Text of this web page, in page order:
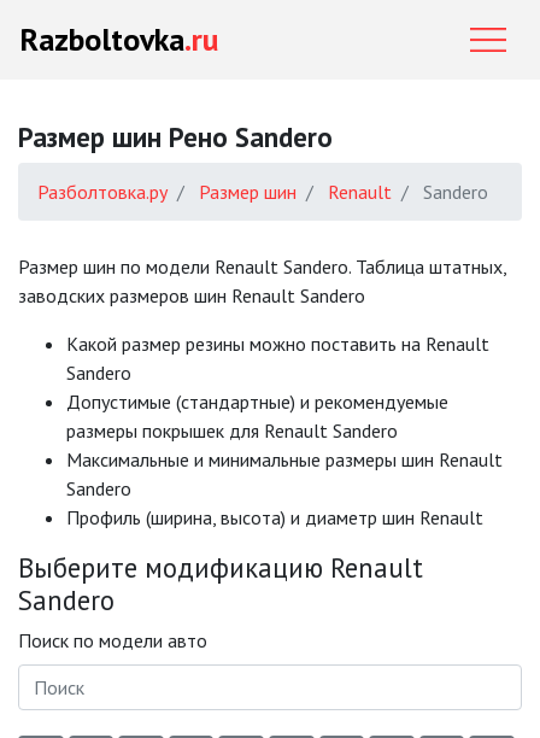
Razboltovka.ru
Размер шин Рено Sandero
Разболтовка.ру Размер шин Renault Sandero
Размер шин по модели Renault Sandero. Таблица штатных,
заводских размеров шин Renault Sandero
Какой размер резины можно поставить на Renault
Sandero
Допустимые (стандартные) и рекомендуемые
размеры покрышек для Renault Sandero
Mаксимальные и минимальные размеры шин Renault
Sandero
Профиль (ширина, высота) и диаметр шин Renault
Выберите модификацию Renault
Sandero
Поиск по модели авто